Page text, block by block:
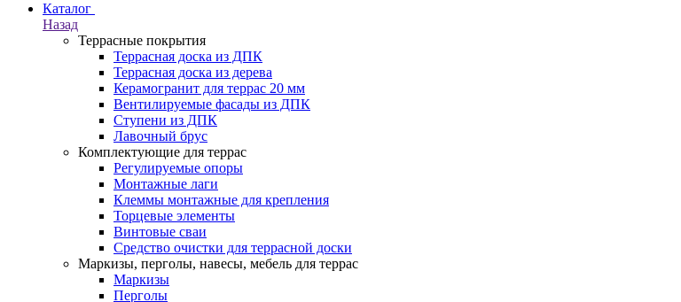
Каталог
Назад
Террасные покрытия
Террасная доска из ДПК
Террасная доска из дерева
Керамогранит для террас 20 мм
Вентилируемые фасады из ДПК
Ступени из ДПК
Лавочный брус
Комплектующие для террас
Регулируемые опоры
Монтажные лаги
Клеммы монтажные для крепления
Торцевые элементы
Винтовые сваи
Средство очистки для террасной доски
Маркизы, перголы, навесы, мебель для террас
Маркизы
Перголы